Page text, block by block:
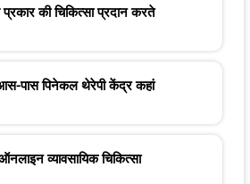
की चिकित्सा प्रदान करते
पास पिनेकल थेरेपी केंद्र कहां
व्यावसायिक चिकित्सा